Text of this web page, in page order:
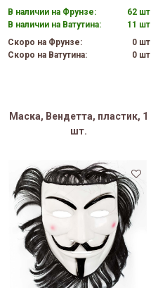
В наличии на Фрунзе:
62 шт
В наличии на Ватутина:
11 шт
Скоро на Фрунзе:
0 шт
Скоро на Ватутина:
0 шт
Маска, Вендетта, пластик, 1
шт.